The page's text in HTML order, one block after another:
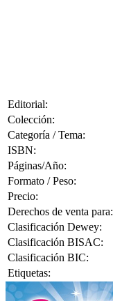
Editorial:
Colección:
Categoría / Tema:
ISBN:
Páginas/Año:
Formato / Peso:
Precio:
Derechos de venta para:
Clasificación Dewey:
Clasificación BISAC:
Clasificación BIC:
Etiquetas: